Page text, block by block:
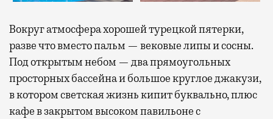
Вокруг атмосфера хорошей турецкой пятерки,
разве что вместо пальм — вековые липы и сосны.
Под открытым небом — два прямоугольных
просторных бассейна и большое круглое джакузи,
в котором светская жизнь кипит буквально, плюс
кафе в закрытом высоком павильоне с